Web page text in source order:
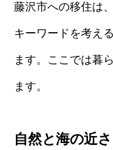
藤沢市への移住は
キーワードを考え
ます。ここでは暮
ます。
自然と海の近